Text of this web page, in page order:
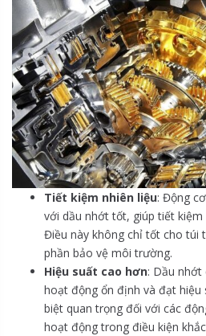
Tiết kiệm nhiên liệu: Động
với dầu nhớt tốt, giúp tiết kiệm
Điều này không chỉ tốt cho túi
phần bảo vệ môi trường.
Hiệu suất cao hơn: Dầu
hoạt động ổn định và đạt
biệt quan trọng đối với các
hoạt động trong điều kiện